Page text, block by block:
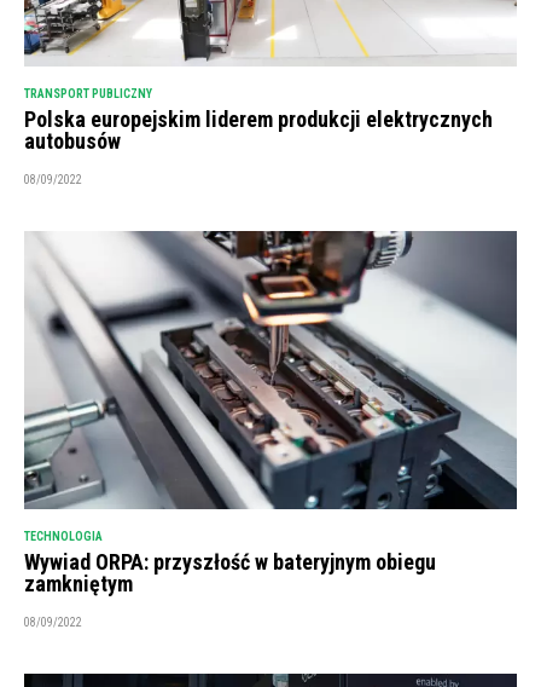
TRANSPORT PUBLICZNY
Polska europejskim liderem produkcji elektrycznych
autobusów
08/09/2022
TECHNOLOGIA
Wywiad ORPA: przyszłość w bateryjnym obiegu
zamkniętym
08/09/2022